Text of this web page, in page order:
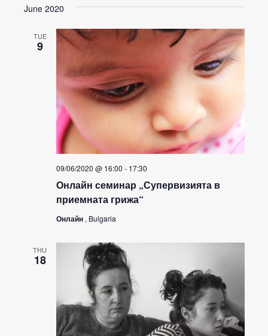
Views
date.
June 2020
TUE
9
Онлайн семинар „Супервизията в
приемната грижа“
09/06/2020 @ 16:00 - 17:30
Онлайн , Bulgaria
THU
18